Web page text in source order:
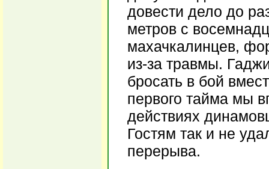
довести дело до
метров с
махачкалинцев,
из-за травмы.
бросать в бой
первого тайма мы
действиях
Гостям так и не
перерыва.